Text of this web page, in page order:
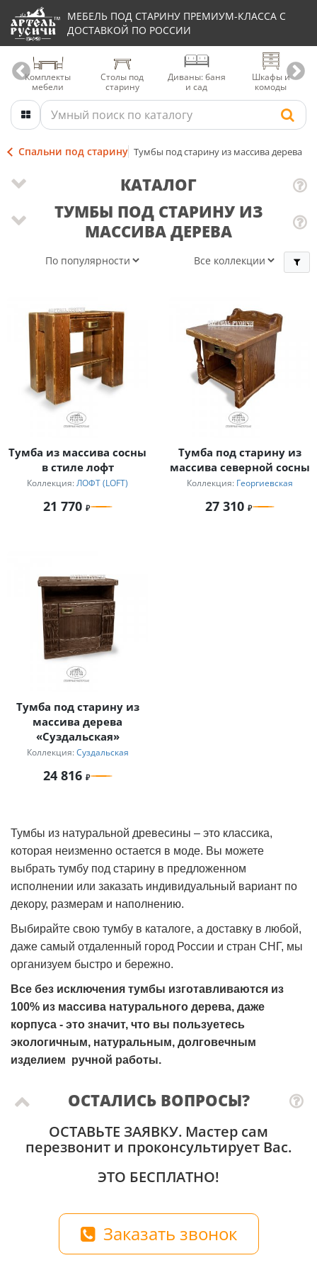
МЕБЕЛЬ ПОД СТАРИНУ ПРЕМИУМ-КЛАССА С
ДОСТАВКОЙ ПО РОССИИ
Комплекты
мебели
Столы под
старину
Диваны: баня
и сад
Шкафы и
комоды
Спальни под старину Тумбы под старину из массива дерева
ТУМБЫ ПОД СТАРИНУ ИЗ
МАССИВА ДЕРЕВА
Тумба из массива сосны
в стиле лофт
Коллекция: ЛОФТ (LOFT)
21 770
Тумба под старину из
массива северной сосны
Коллекция: Георгиевская
27 310
Тумба под старину из
массива дерева
«Суздальская»
Коллекция: Суздальская
24 816
КАТАЛОГ
Тумбы из натуральной древесины – это классика,
которая неизменно остается в моде. Вы можете
выбрать тумбу под старину в предложенном
исполнении или заказать индивидуальный вариант по
декору, размерам и наполнению.
Выбирайте свою тумбу в каталоге, а доставку в любой,
даже самый отдаленный город России и стран СНГ, мы
организуем быстро и бережно.
Все без исключения тумбы изготавливаются из
100% из массива натурального дерева, даже
корпуса - это значит, что вы пользуетесь
экологичным, натуральным, долговечным
изделием ручной работы.
ОСТАЛИСЬ ВОПРОСЫ?
ОСТАВЬТЕ ЗАЯВКУ. Мастер сам
перезвонит и проконсультирует Вас.
ЭТО БЕСПЛАТНО!
Заказать звонок